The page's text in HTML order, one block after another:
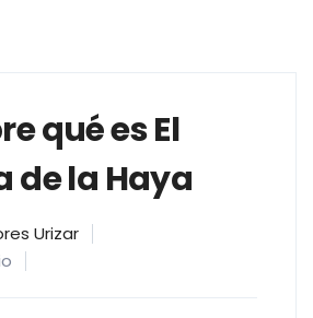
qué es El
de la Haya
Urizar